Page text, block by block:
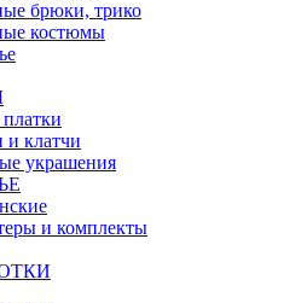
брюки, трико
костюмы
и клатчи
украшения
и комплекты